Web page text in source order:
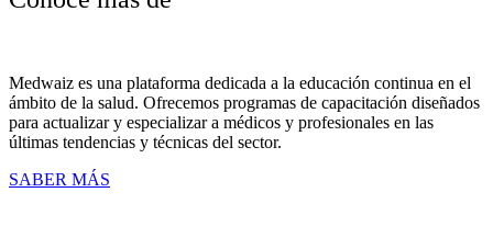
Medwaiz es una plataforma dedicada a la educación continua en el
ámbito de la salud. Ofrecemos programas de capacitación diseñados
para actualizar y especializar a médicos y profesionales en las
últimas tendencias y técnicas del sector.
SABER MÁS